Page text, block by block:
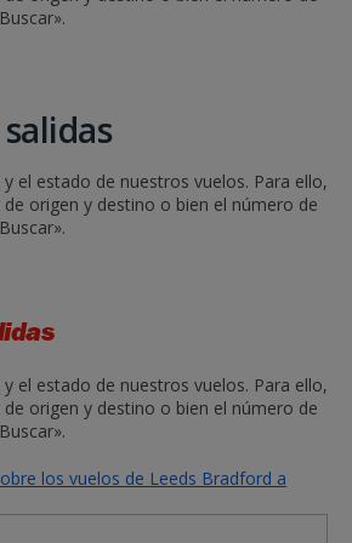
el estado de nuestros vuelos. Para ello,
origen y destino o bien el número de
el estado de nuestros vuelos. Para ello,
origen y destino o bien el número de
los vuelos de Leeds Bradford a